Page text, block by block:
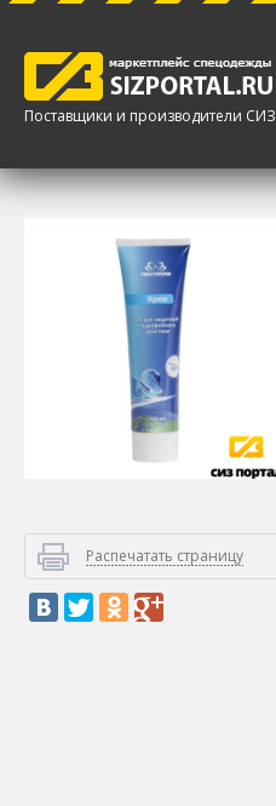
Поставщики и производители СИЗ
Распечатать страницу